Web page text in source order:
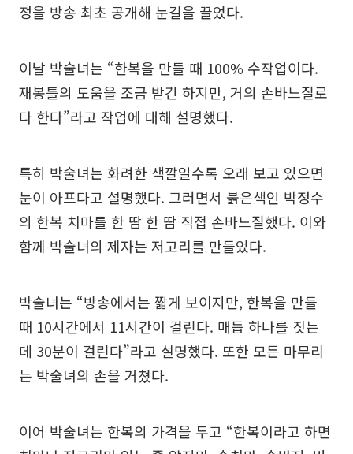
정을 방송 최초 공개해 눈길을 끌었다.
이날 박술녀는 “한복을 만들 때 100% 수작업이다.
재봉틀의 도움을 조금 받긴 하지만, 거의 손바느질로
다 한다”라고 작업에 대해 설명했다.
특히 박술녀는 화려한 색깔일수록 오래 보고 있으면
눈이 아프다고 설명했다. 그러면서 붉은색인 박정수
의 한복 치마를 한 땀 한 땀 직접 손바느질했다. 이와
함께 박술녀의 제자는 저고리를 만들었다.
박술녀는 “방송에서는 짧게 보이지만, 한복을 만들
때 10시간에서 11시간이 걸린다. 매듭 하나를 짓는
데 30분이 걸린다”라고 설명했다. 또한 모든 마무리
는 박술녀의 손을 거쳤다.
이어 박술녀는 한복의 가격을 두고 “한복이라고 하면